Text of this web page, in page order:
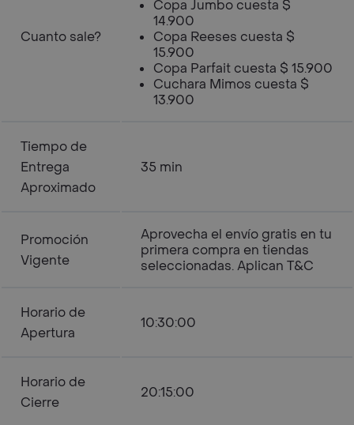
Cuanto sale?
Copa Jumbo cuesta $
14.900
Copa Reeses cuesta $
15.900
Copa Parfait cuesta $ 15.900
Cuchara Mimos cuesta $
13.900
Tiempo de
Entrega
Aproximado
35 min
Promoción
Vigente
Aprovecha el envío gratis en tu
primera compra en tiendas
seleccionadas. Aplican T&C
Horario de
Apertura
10:30:00
Horario de
Cierre
20:15:00